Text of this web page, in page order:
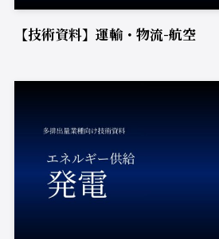
【技術資料】運輸・物流-航空